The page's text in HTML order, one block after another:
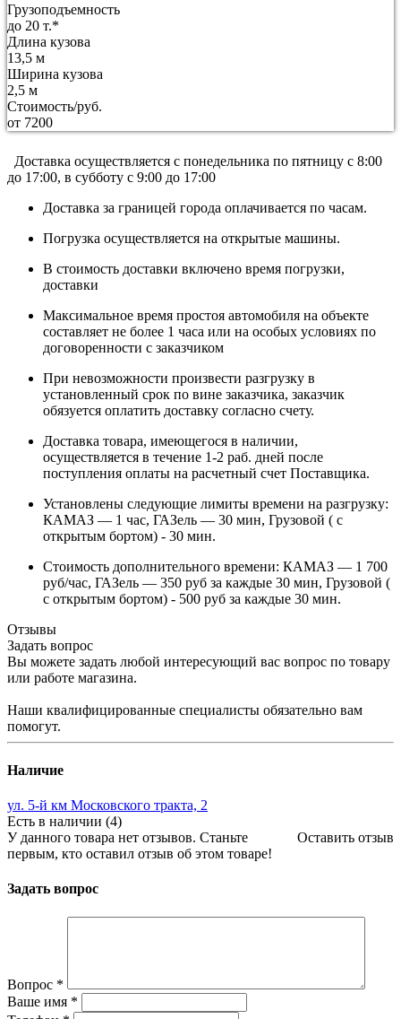
Грузоподъемность
до 20 т.*
Длина кузова
13,5 м
Ширина кузова
2,5 м
Стоимость/руб.
от 7200
Доставка осуществляется c понедельника по пятницу с 8:00
до 17:00, в субботу с 9:00 до 17:00
Доставка за границей города оплачивается по часам.
Погрузка осуществляется на открытые машины.
В стоимость доставки включено время погрузки,
доставки
Максимальное время простоя автомобиля на объекте
составляет не более 1 часа или на особых условиях по
договоренности с заказчиком
При невозможности произвести разгрузку в
установленный срок по вине заказчика, заказчик
обязуется оплатить доставку согласно счету.
Доставка товара, имеющегося в наличии,
осуществляется в течение 1-2 раб. дней после
поступления оплаты на расчетный счет Поставщика.
Установлены следующие лимиты времени на разгрузку:
КАМАЗ — 1 час, ГАЗель — 30 мин, Грузовой ( с
открытым бортом) - 30 мин.
Стоимость дополнительного времени: КАМАЗ — 1 700
руб/час, ГАЗель — 350 руб за каждые 30 мин, Грузовой (
с открытым бортом) - 500 руб за каждые 30 мин.
Отзывы
Задать вопрос
Вы можете задать любой интересующий вас вопрос по товару
или работе магазина.
Наши квалифицированные специалисты обязательно вам
помогут.
Наличие
ул. 5-й км Московского тракта, 2
Есть в наличии (4)
Оставить отзыв
У данного товара нет отзывов. Станьте
первым, кто оставил отзыв об этом товаре!
Задать вопрос
Вопрос *
Ваше имя *